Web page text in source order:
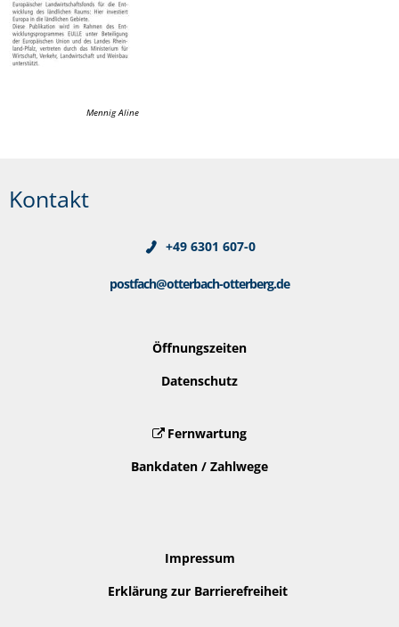
Mennig Aline
Kontakt
+49 6301 607-0
postfach@otterbach-otterberg.de
Öffnungszeiten
Datenschutz
Fernwartung
Bankdaten / Zahlwege
Impressum
Erklärung zur Barrierefreiheit